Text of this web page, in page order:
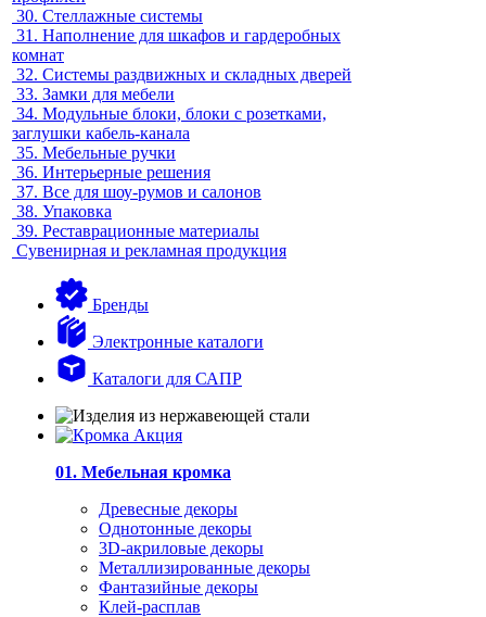
30. Стеллажные системы
31. Наполнение для шкафов и гардеробных
комнат
32. Системы раздвижных и складных дверей
33. Замки для мебели
34. Модульные блоки, блоки с розетками,
заглушки кабель-канала
35. Мебельные ручки
36. Интерьерные решения
37. Все для шоу-румов и салонов
38. Упаковка
39. Реставрационные материалы
Сувенирная и рекламная продукция
Бренды
Электронные каталоги
Каталоги для САПР
01. Мебельная кромка
Древесные декоры
Однотонные декоры
3D-акриловые декоры
Металлизированные декоры
Фантазийные декоры
Клей-расплав